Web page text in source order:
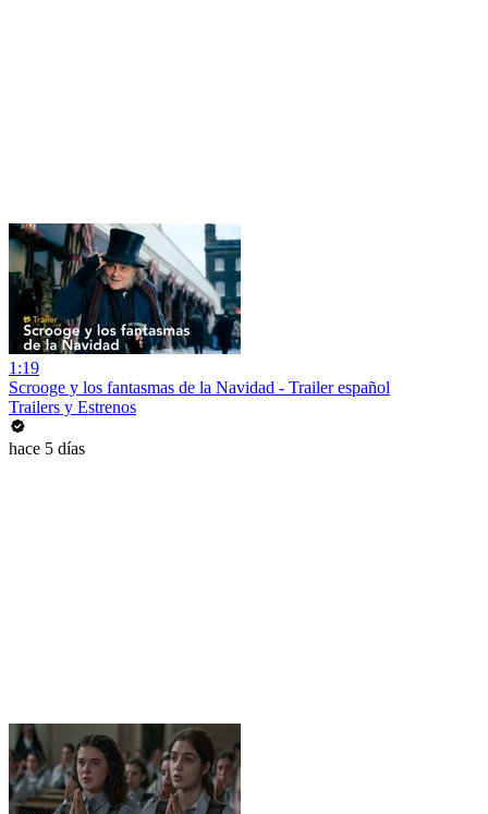
1:19
Scrooge y los fantasmas de la Navidad - Trailer español
Trailers y Estrenos
hace 5 días